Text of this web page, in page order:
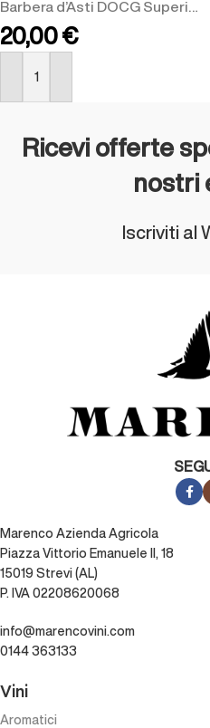
20,00 €
ACQUISTA
Ricevi offerte
nostri
Iscriviti al
Marenco Azienda Agricola
Piazza Vittorio Emanuele II, 18
15019 Strevi (AL)
P. IVA 02208620068
info@marencovini.com
0144 363133
Vini
Aromatici